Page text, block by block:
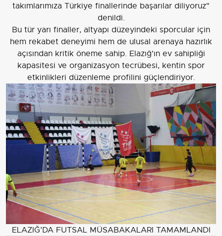
takımlarımıza Türkiye finallerinde başarılar diliyoruz"
denildi.
Bu tür yarı finaller, altyapı düzeyindeki sporcular için
hem rekabet deneyimi hem de ulusal arenaya hazırlık
açısından kritik öneme sahip. Elazığ'ın ev sahipliği
kapasitesi ve organizasyon tecrübesi, kentin spor
etkinlikleri düzenleme profilini güçlendiriyor.
ELAZIĞ’DA FUTSAL MÜSABAKALARI TAMAMLANDI